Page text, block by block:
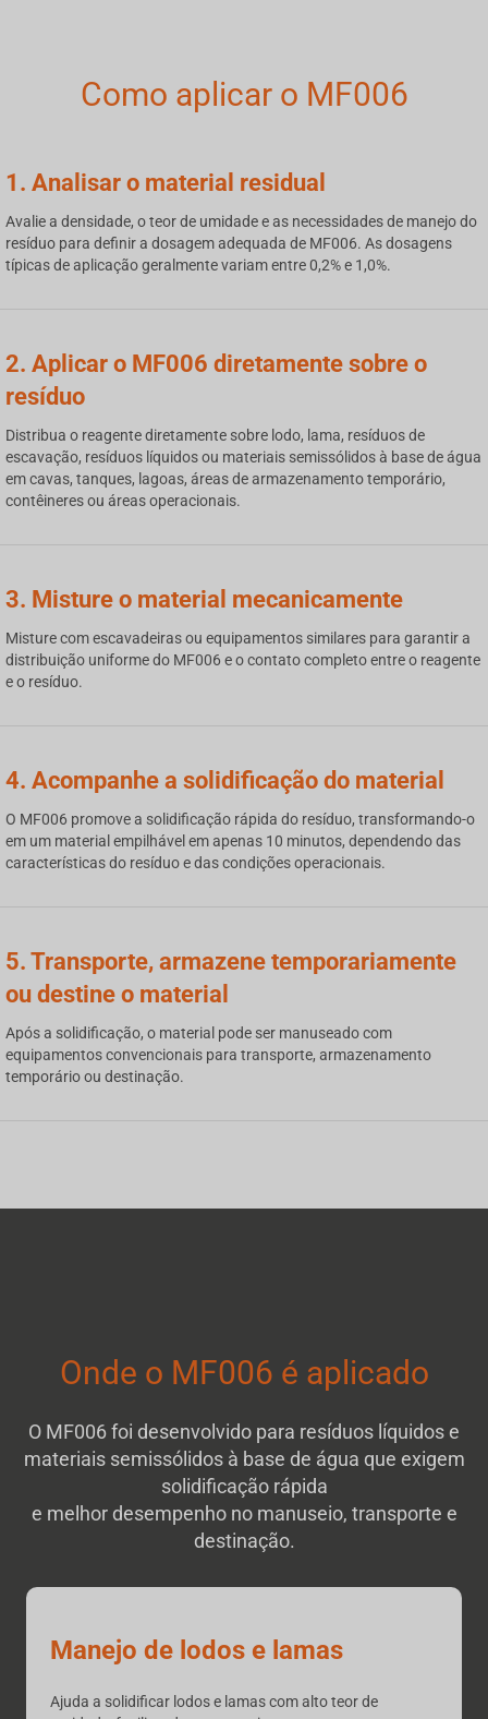
Como aplicar o MF006
1. Analisar o material residual
Avalie a densidade, o teor de umidade e as necessidades de manejo do
resíduo para definir a dosagem adequada de MF006. As dosagens
típicas de aplicação geralmente variam entre 0,2% e 1,0%.
2. Aplicar o MF006 diretamente sobre o
resíduo
Distribua o reagente diretamente sobre lodo, lama, resíduos de
escavação, resíduos líquidos ou materiais semissólidos à base de água
em cavas, tanques, lagoas, áreas de armazenamento temporário,
contêineres ou áreas operacionais.
3. Misture o material mecanicamente
Misture com escavadeiras ou equipamentos similares para garantir a
distribuição uniforme do MF006 e o contato completo entre o reagente
e o resíduo.
4. Acompanhe a solidificação do material
O MF006 promove a solidificação rápida do resíduo, transformando-o
em um material empilhável em apenas 10 minutos, dependendo das
características do resíduo e das condições operacionais.
5. Transporte, armazene temporariamente
ou destine o material
Após a solidificação, o material pode ser manuseado com
equipamentos convencionais para transporte, armazenamento
temporário ou destinação.
Onde o MF006 é aplicado
O MF006 foi desenvolvido para resíduos líquidos e
materiais semissólidos à base de água que exigem
solidificação rápida
e melhor desempenho no manuseio, transporte e
destinação.
Manejo de lodos e lamas
Ajuda a solidificar lodos e lamas com alto teor de